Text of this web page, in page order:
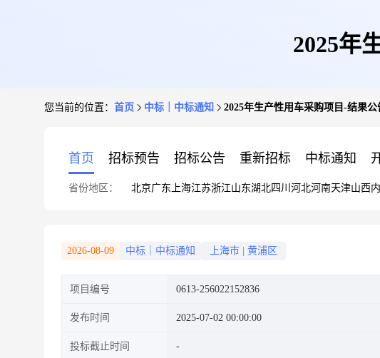
2025年
您当前的位置： 首页 中标｜中标通知 2025年生产性用车采购项目-结果公
首页 招标预告 招标公告 重新招标 中标通知
省份地区： 北京广东 上海江苏浙江山东湖北四川 河北河南天津山西
2026-08-09 中标｜中标通知 上海市 黄浦区
项目编号 0613-256022152836
发布时间 2025-07-02 00:00:00
投标截止时间